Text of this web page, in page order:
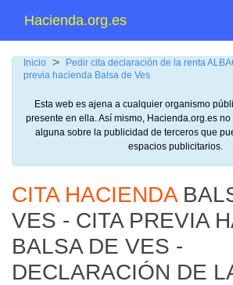
Hacienda.org.es
Inicio > Pedir cita declaración de la renta
previa hacienda Balsa de Ves
Esta web es ajena a cualquier organismo
presente en ella. Así mismo, Hacienda.org.es
alguna sobre la publicidad de terceros que
espacios publicitarios.
CITA HACIENDA
VES - CITA PREVIA
BALSA DE VES -
DECLARACIÓN DE